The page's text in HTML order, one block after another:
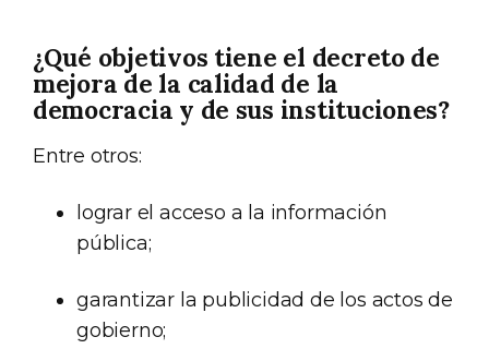
¿Qué objetivos tiene el decreto de
mejora de la calidad de la
democracia y de sus instituciones?
Entre otros:
lograr el acceso a la información
pública;
garantizar la publicidad de los actos de
gobierno;